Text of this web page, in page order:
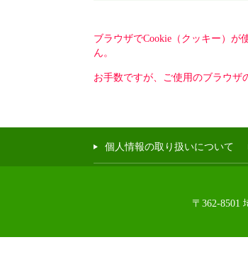
ブラウザでCookie（クッキー）
ん。
お手数ですが、ご使用のブラウザ
個人情報の取り扱いについて
〒362-8501